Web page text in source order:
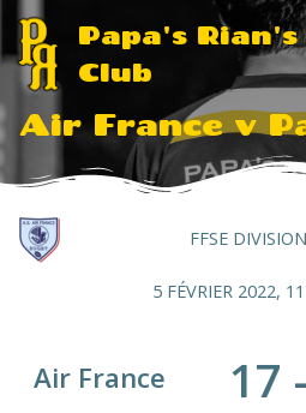
au
Papa's Rian's
Club
Air France v
FFSE
5 FÉVRIER 2022,
Air France 17 -